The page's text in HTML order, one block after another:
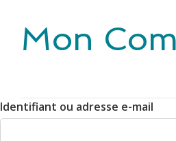
Mon
Identifiant ou adresse e-mail